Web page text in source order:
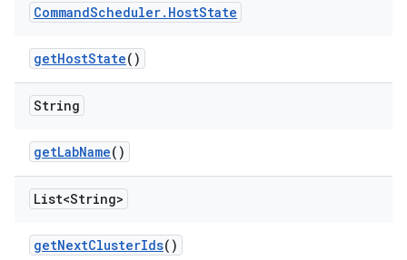
CommandScheduler. HostState
getHostState()
String
getLabName()
List<String>
getNextClusterIds()